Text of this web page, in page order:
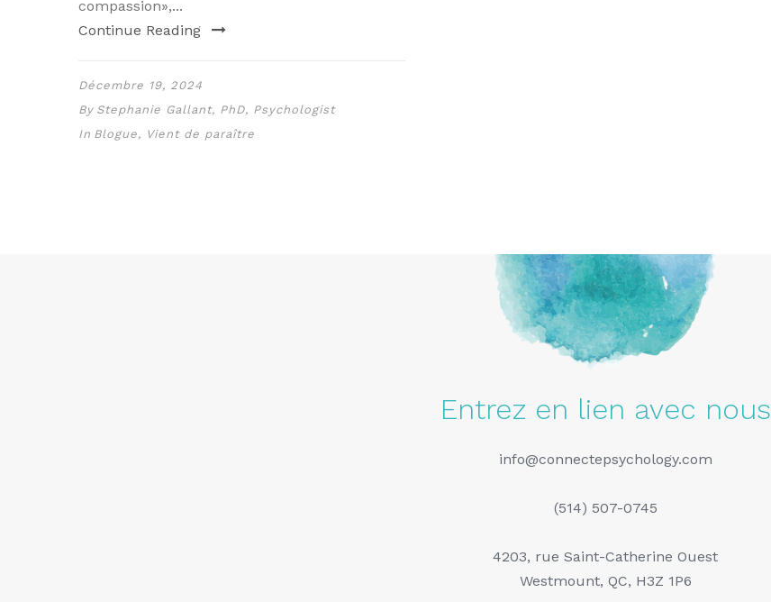
compassion»,...
Continue Reading
Décembre 19, 2024
By Stephanie Gallant, PhD, Psychologist
In Blogue, Vient de paraître
Entrez en lien avec nous
info@connectepsychology.com
(514) 507-0745
4203, rue Saint-Catherine Ouest
Westmount, QC, H3Z 1P6